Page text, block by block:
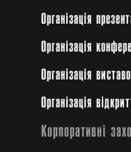
Oрганізація
Організація
Організація
Організація
Корпоративні